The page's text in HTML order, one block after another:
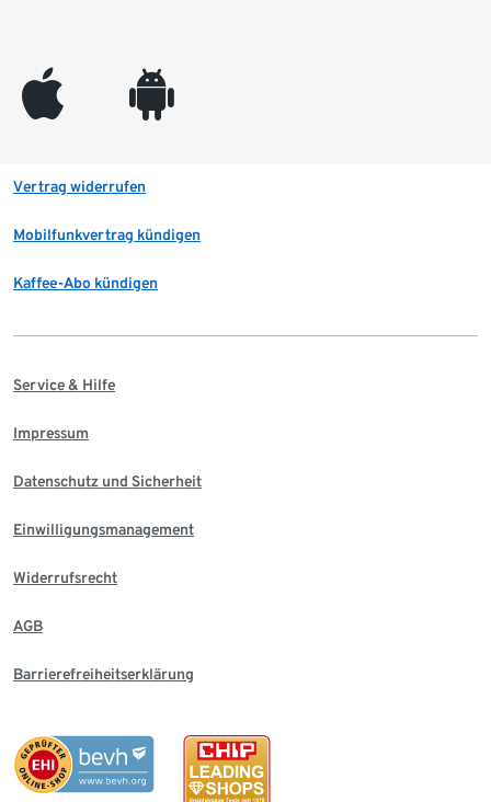
appleinc android
Vertrag widerrufen
Mobilfunkvertrag kündigen
Kaffee-Abo kündigen
Service & Hilfe
Impressum
Datenschutz und Sicherheit
Einwilligungsmanagement
Widerrufsrecht
AGB
Barrierefreiheitserklärung